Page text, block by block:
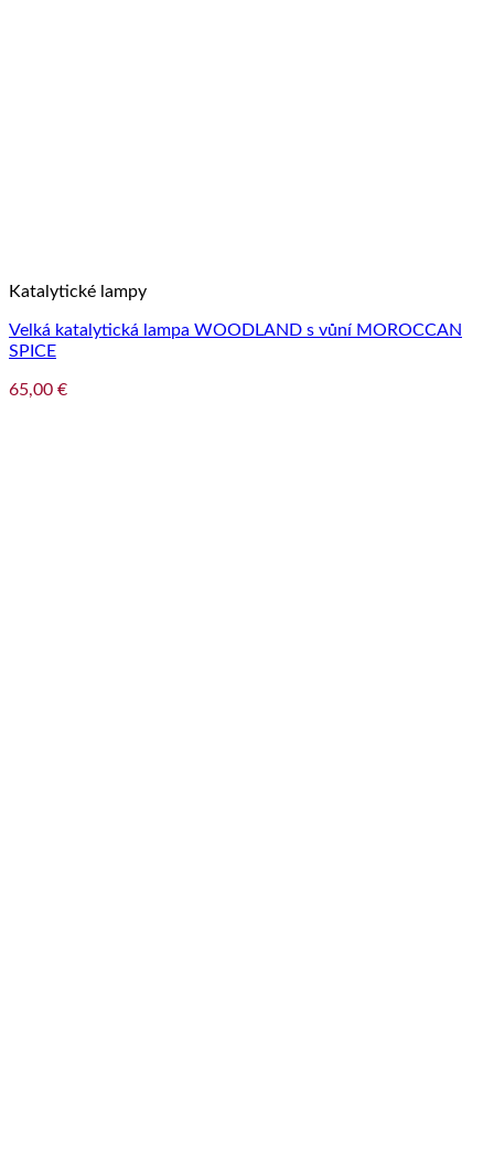
Katalytické lampy
Velká katalytická lampa WOODLAND s vůní MOROCCAN
SPICE
65,00 €